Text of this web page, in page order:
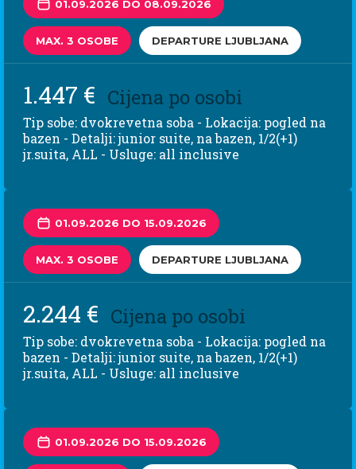
01.09.2026 DO 08.09.2026
MAX. 3 OSOBE DEPARTURE LJUBLJANA
1.447 € Cijena po osobi
Tip sobe: dvokrevetna soba - Lokacija: pogled na
bazen - Detalji: junior suite, na bazen, 1/2(+1)
jr.suita, ALL - Usluge: all inclusive
01.09.2026 DO 15.09.2026
MAX. 3 OSOBE DEPARTURE LJUBLJANA
2.244 € Cijena po osobi
Tip sobe: dvokrevetna soba - Lokacija: pogled na
bazen - Detalji: junior suite, na bazen, 1/2(+1)
jr.suita, ALL - Usluge: all inclusive
01.09.2026 DO 15.09.2026